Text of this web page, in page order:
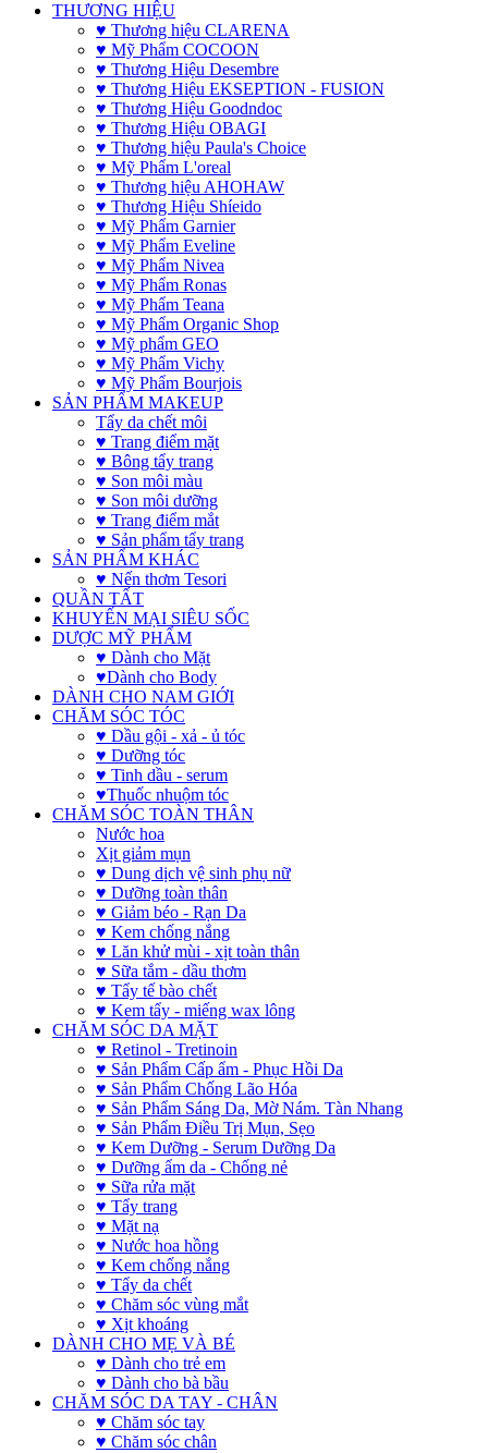
THƯƠNG HIỆU
♥ Thương hiệu CLARENA
♥ Mỹ Phẩm COCOON
♥ Thương Hiệu Desembre
♥ Thương Hiệu EKSEPTION - FUSION
♥ Thương Hiệu Goodndoc
♥ Thương Hiệu OBAGI
♥ Thương hiệu Paula's Choice
♥ Mỹ Phẩm L'oreal
♥ Thương hiệu AHOHAW
♥ Thương Hiệu Shíeido
♥ Mỹ Phẩm Garnier
♥ Mỹ Phẩm Eveline
♥ Mỹ Phẩm Nivea
♥ Mỹ Phẩm Ronas
♥ Mỹ Phẩm Teana
♥ Mỹ Phẩm Organic Shop
♥ Mỹ phẩm GEO
♥ Mỹ Phẩm Vichy
♥ Mỹ Phẩm Bourjois
SẢN PHẨM MAKEUP
Tẩy da chết môi
♥ Trang điểm mặt
♥ Bông tẩy trang
♥ Son môi màu
♥ Son môi dưỡng
♥ Trang điểm mắt
♥ Sản phẩm tẩy trang
SẢN PHẨM KHÁC
♥ Nến thơm Tesori
QUẦN TẤT
KHUYẾN MẠI SIÊU SỐC
DƯỢC MỸ PHẨM
♥ Dành cho Mặt
♥Dành cho Body
DÀNH CHO NAM GIỚI
CHĂM SÓC TÓC
♥ Dầu gội - xả - ủ tóc
♥ Dưỡng tóc
♥ Tinh dầu - serum
♥Thuốc nhuộm tóc
CHĂM SÓC TOÀN THÂN
Nước hoa
Xịt giảm mụn
♥ Dung dịch vệ sinh phụ nữ
♥ Dưỡng toàn thân
♥ Giảm béo - Rạn Da
♥ Kem chống nắng
♥ Lăn khử mùi - xịt toàn thân
♥ Sữa tắm - dầu thơm
♥ Tẩy tế bào chết
♥ Kem tẩy - miếng wax lông
CHĂM SÓC DA MẶT
♥ Retinol - Tretinoin
♥ Sản Phẩm Cấp ẩm - Phục Hồi Da
♥ Sản Phẩm Chống Lão Hóa
♥ Sản Phẩm Sáng Da, Mờ Nám. Tàn Nhang
♥ Sản Phẩm Điều Trị Mụn, Sẹo
♥ Kem Dưỡng - Serum Dưỡng Da
♥ Dưỡng ẩm da - Chống nẻ
♥ Sữa rửa mặt
♥ Tẩy trang
♥ Mặt nạ
♥ Nước hoa hồng
♥ Kem chống nắng
♥ Tẩy da chết
♥ Chăm sóc vùng mắt
♥ Xịt khoáng
DÀNH CHO MẸ VÀ BÉ
♥ Dành cho trẻ em
♥ Dành cho bà bầu
CHĂM SÓC DA TAY - CHÂN
♥ Chăm sóc tay
♥ Chăm sóc chân